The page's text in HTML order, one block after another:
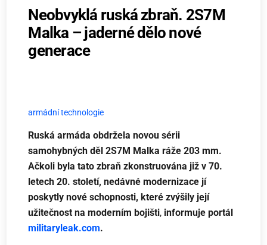
Neobvyklá ruská zbraň. 2S7M
Malka – jaderné dělo nové
generace
armádní technologie
Ruská armáda obdržela novou sérii
samohybných děl 2S7M Malka ráže 203 mm.
Ačkoli byla tato zbraň zkonstruována již v 70.
letech 20. století, nedávné modernizace jí
poskytly nové schopnosti, které zvýšily její
užitečnost na moderním bojišti, informuje portál
militaryleak.com.